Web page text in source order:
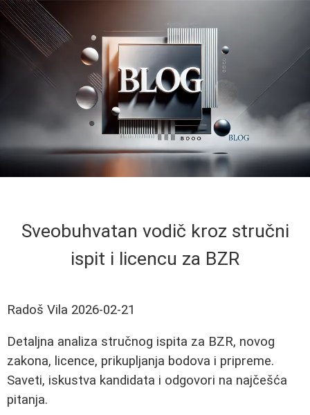
Sveobuhvatan vodič kroz stručni
ispit i licencu za BZR
Radoš Vila 2026-02-21
Detaljna analiza stručnog ispita za BZR, novog
zakona, licence, prikupljanja bodova i pripreme.
Saveti, iskustva kandidata i odgovori na najčešća
pitanja.